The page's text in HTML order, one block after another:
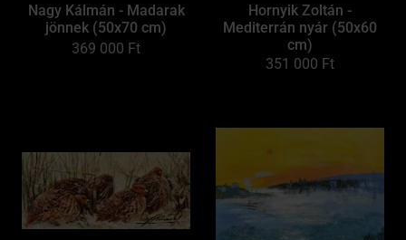
Nagy Kálmán - Madarak
jönnek (50x70 cm)
369 000 Ft
Hornyik Zoltán -
Mediterrán nyár (50x60
cm)
351 000 Ft